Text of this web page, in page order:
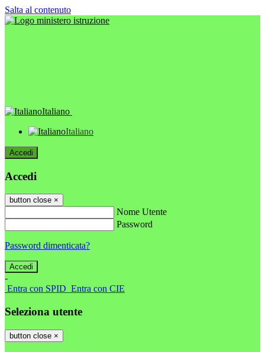
Salta al contenuto
Italiano
Italiano
Accedi
Accedi
button close ×
Nome Utente
Password
Password dimenticata?
-
Entra con SPID Entra con CIE
Seleziona utente
button close ×